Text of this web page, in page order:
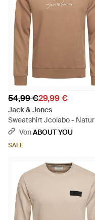
54,99 €29,99 €
Jack & Jones
Sweatshirt Jcolabo - Natur
VonABOUT YOU
SALE